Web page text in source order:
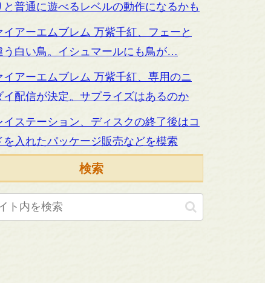
と普通に遊べるレベルの動作になるかも
イアーエムブレム 万紫千紅、フェーと
う白い鳥。イシュマールにも鳥が…
イアーエムブレム 万紫千紅、専用のニ
イ配信が決定。サプライズはあるのか
イステーション、ディスクの終了後はコ
を入れたパッケージ販売などを模索
検索